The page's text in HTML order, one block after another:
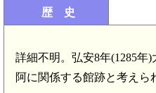
歴 史
詳細不明。弘安8年(1285年
阿に関係する館跡と考えら